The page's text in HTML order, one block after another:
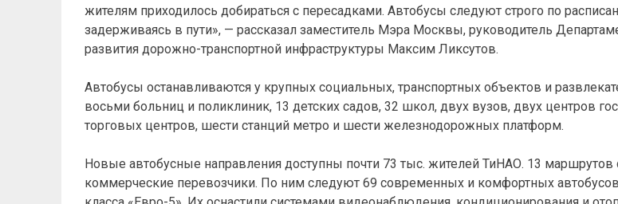
жителям приходилось добираться с пересадками. Автобусы следуют строго по
задерживаясь в пути», — рассказал заместитель Мэра Москвы, руководитель
развития дорожно-транспортной инфраструктуры Максим Ликсутов.
Автобусы останавливаются у крупных социальных, транспортных объектов и
восьми больниц и поликлиник, 13 детских садов, 32 школ, двух вузов, двух центров
торговых центров, шести станций метро и шести железнодорожных платформ.
Новые автобусные направления доступны почти 73 тыс. жителей ТиНАО. 13
коммерческие перевозчики. По ним следуют 69 современных и комфортных автобусов